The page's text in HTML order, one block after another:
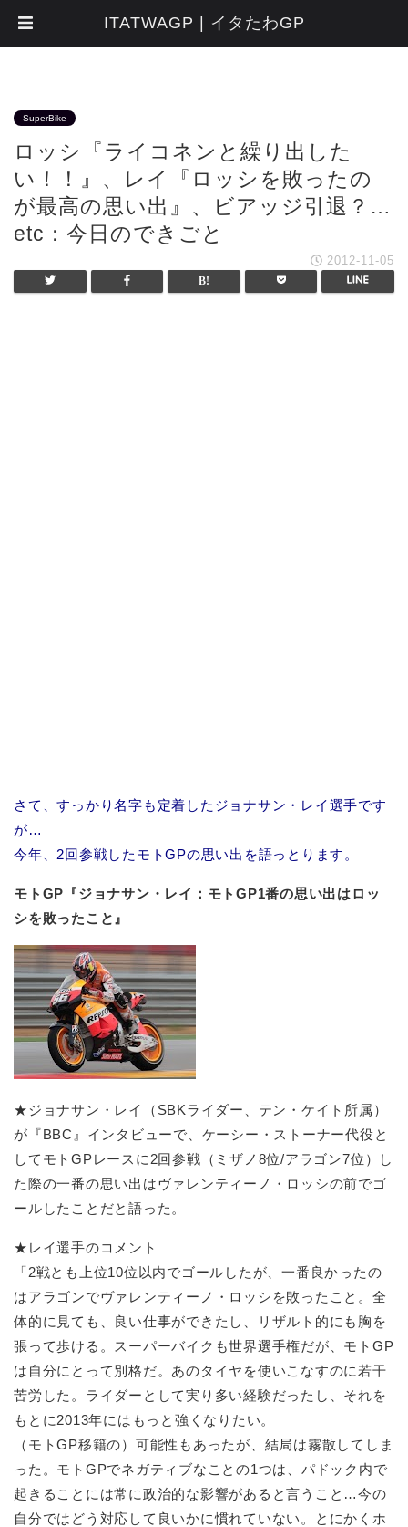
SuperBike
ロッシ『ライコネンと繰り出した
い！！』、レイ『ロッシを敗ったの
が最高の思い出』、ビアッジ引退？…
etc：今日のできごと
2012-11-05
さて、すっかり名字も定着したジョナサン・レイ選手です
が…
今年、2回参戦したモトGPの思い出を語っとります。
モトGP『ジョナサン・レイ：モトGP1番の思い出はロッ
シを敗ったこと』
★ジョナサン・レイ（SBKライダー、テン・ケイト所属）
が『BBC』インタビューで、ケーシー・ストーナー代役と
してモトGPレースに2回参戦（ミザノ8位/アラゴン7位）し
た際の一番の思い出はヴァレンティーノ・ロッシの前でゴ
ールしたことだと語った。
★レイ選手のコメント
「2戦とも上位10位以内でゴールしたが、一番良かったの
はアラゴンでヴァレンティーノ・ロッシを敗ったこと。全
体的に見ても、良い仕事ができたし、リザルト的にも胸を
張って歩ける。スーパーバイクも世界選手権だが、モトGP
は自分にとって別格だ。あのタイヤを使いこなすのに若干
苦労した。ライダーとして実り多い経験だったし、それを
もとに2013年にはもっと強くなりたい。
（モトGP移籍の）可能性もあったが、結局は霧散してしま
った。モトGPでネガティブなことの1つは、パドック内で
起きることには常に政治的な影響があると言うこと…今の
自分ではどう対応して良いかに慣れていない。とにかくホ
ITATWAGP | イタたわGP